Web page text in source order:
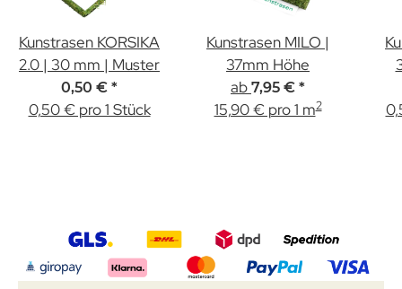
Kunstrasen KORSIKA
2.0 | 30 mm | Muster
0,50 € *
0,50 € pro 1 Stück
Kunstrasen MILO |
37mm Höhe
ab 7,95 € *
15,90 € pro 1 m2